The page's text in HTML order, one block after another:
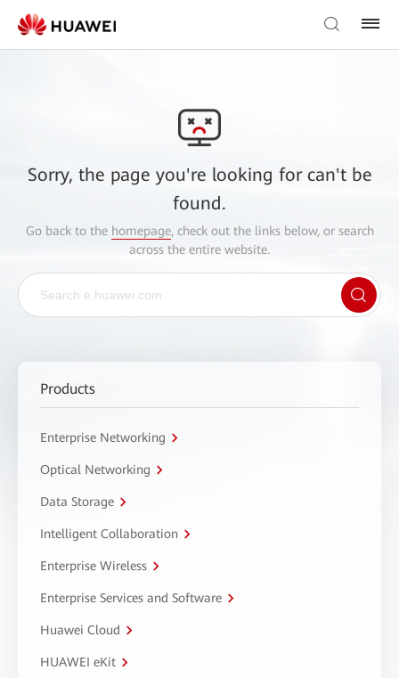
Sorry, the page you're looking for can't be
found.
Go back to the homepage, check out the links below, or search
across the entire website.
Products
Enterprise Networking
Optical Networking
Data Storage
Intelligent Collaboration
Enterprise Wireless
Enterprise Services and Software
Huawei Cloud
HUAWEI eKit